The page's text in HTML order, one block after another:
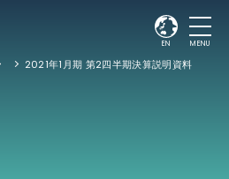
EN MENU
2021年1月期 第2四半期決算説明資料